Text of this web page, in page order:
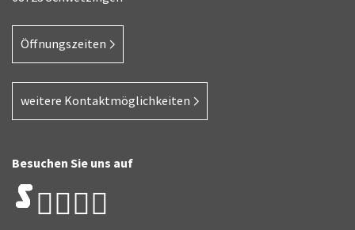
Öffnungszeiten
weitere Kontaktmöglichkeiten
Besuchen Sie uns auf